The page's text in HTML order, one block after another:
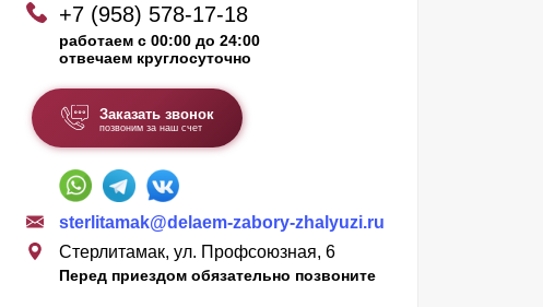
+7 (958) 578-17-18
работаем с 00:00 до 24:00
отвечаем круглосуточно
Заказать звонок
позвоним за наш счет
sterlitamak@delaem-zabory-zhalyuzi.ru
Стерлитамак, ул. Профсоюзная, 6
Перед приездом обязательно позвоните